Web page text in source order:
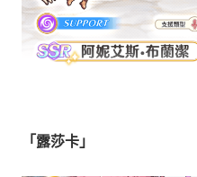
「露莎卡」